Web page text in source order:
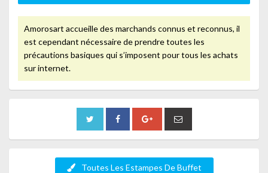
Amorosart accueille des marchands connus et reconnus, il
est cependant nécessaire de prendre toutes les
précautions basiques qui s’imposent pour tous les achats
sur internet.
Toutes Les Estampes De Buffet